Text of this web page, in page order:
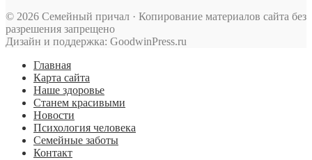
© 2026 Семейный причал · Копирование материалов сайта без
разрешения запрещено
Дизайн и поддержка: GoodwinPress.ru
Главная
Карта сайта
Наше здоровье
Станем красивыми
Новости
Психология человека
Семейные заботы
Контакт